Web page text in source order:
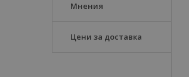
Мнения
Цени за доставка